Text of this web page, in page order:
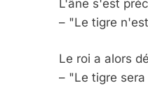
L'âne s'est
– "Le tigre
Le roi a alors
– "Le tigre